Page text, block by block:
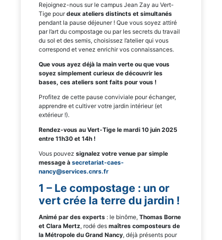
Rejoignez-nous sur le campus Jean Zay au Vert-
Tige pourdeux ateliers distincts et simultanés
pendant la pause déjeuner ! Que vous soyez attiré
par l’art du compostage ou par les secrets du travail
du sol et des semis, choisissez l’atelier qui vous
correspond et venez enrichir vos connaissances.
Que vous ayez déjà la main verte ou que vous
soyez simplement curieux de découvrir les
bases, ces ateliers sont faits pour vous !
Profitez de cette pause conviviale pour échanger,
apprendre et cultiver votre jardin intérieur (et
extérieur !).
Rendez-vous au Vert-Tige le mardi 10 juin 2025
entre 11h30 et 14h !
Vous pouvez signalez votre venue par simple
message à secretariat-caes-
nancy@services.cnrs.fr
1 – Le compostage : un or
vert crée la terre du jardin !
Animé par des experts : le binôme, Thomas Borne
et Clara Mertz, rodé des maîtres composteurs de
la Métropole du Grand Nancy, déjà présents pour